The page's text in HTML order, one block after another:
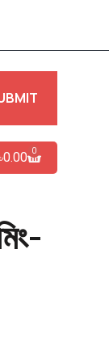
0.00 0